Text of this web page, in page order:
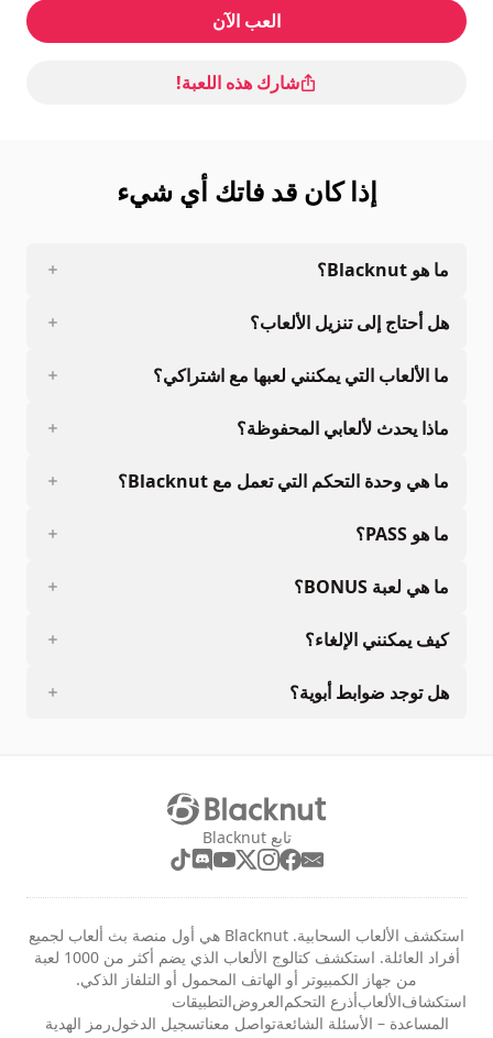
العب الآن
شارك هذه اللعبة!
إذا كان قد فاتك أي شيء
ما هو Blacknut؟
هل أحتاج إلى تنزيل الألعاب؟
ما الألعاب التي يمكنني لعبها مع اشتراكي؟
ماذا يحدث لألعابي المحفوظة؟
ما هي وحدة التحكم التي تعمل مع Blacknut؟
ما هو PASS؟
ما هي لعبة BONUS؟
كيف يمكنني الإلغاء؟
هل توجد ضوابط أبوية؟
تابع Blacknut
استكشف الألعاب السحابية. Blacknut هي أول منصة بث ألعاب لجميع
أفراد العائلة. استكشف كتالوج الألعاب الذي يضم أكثر من 1000 لعبة
من جهاز الكمبيوتر أو الهاتف المحمول أو التلفاز الذكي.
استكشافالألعابأذرع التحكمالعروضالتطبيقات
المساعدة – الأسئلة الشائعةتواصل معناتسجيل الدخولرمز الهدية